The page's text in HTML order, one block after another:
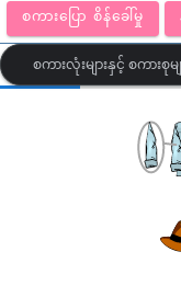
စကားပြော စိန်ခေါ်မှု
စကားလုံးများနှင့် စကား